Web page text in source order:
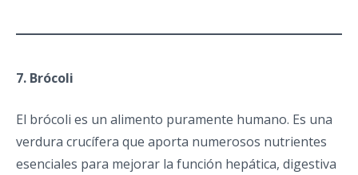
7. Brócoli
El brócoli es un alimento puramente humano. Es una
verdura crucífera que aporta numerosos nutrientes
esenciales para mejorar la función hepática, digestiva